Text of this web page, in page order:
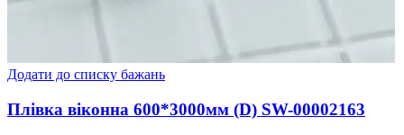
Додати до списку бажань
Плівка віконна 600*3000мм (D) SW-00002163